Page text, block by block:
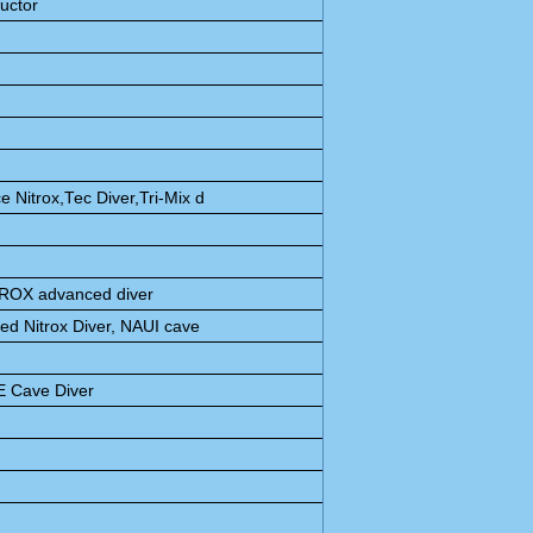
Nitrox,Tec Diver,Tri-Mix d
advanced diver
Nitrox Diver, NAUI cave
Cave Diver